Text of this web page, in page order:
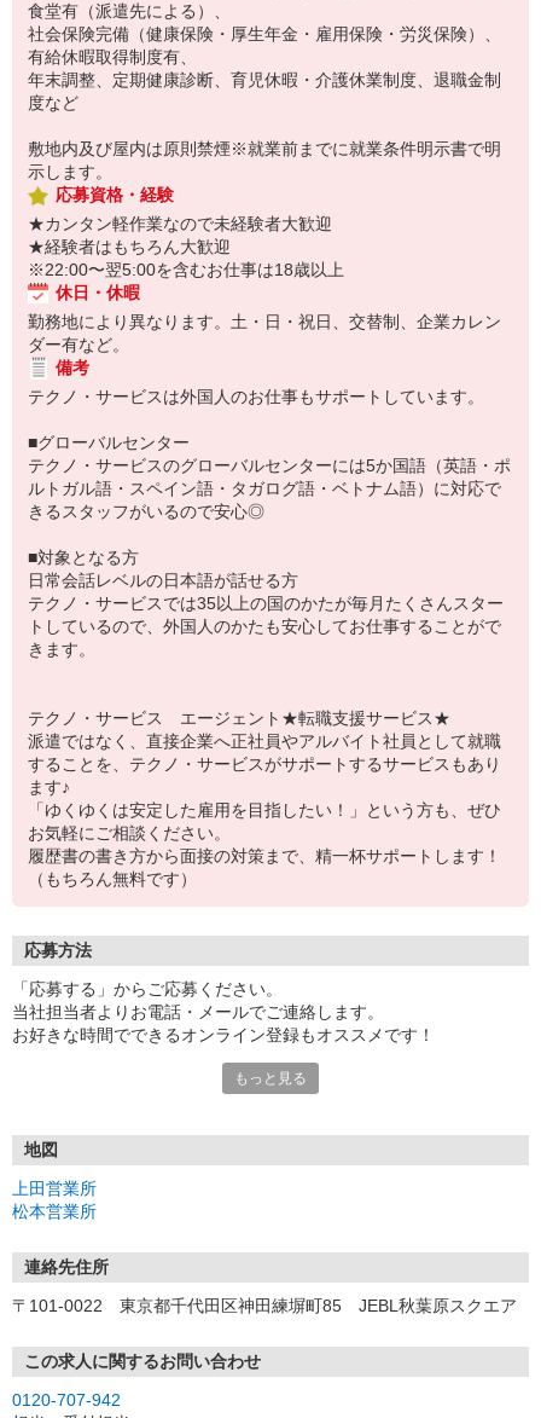
食堂有（派遣先による）、
社会保険完備（健康保険・厚生年金・雇用保険・労災保険）、
有給休暇取得制度有、
年末調整、定期健康診断、育児休暇・介護休業制度、退職金制
度など
敷地内及び屋内は原則禁煙※就業前までに就業条件明示書で明
示します。
応募資格・経験
★カンタン軽作業なので未経験者大歓迎
★経験者はもちろん大歓迎
※22:00〜翌5:00を含むお仕事は18歳以上
休日・休暇
勤務地により異なります。土・日・祝日、交替制、企業カレン
ダー有など。
備考
テクノ・サービスは外国人のお仕事もサポートしています。
■グローバルセンター
テクノ・サービスのグローバルセンターには5か国語（英語・ポ
ルトガル語・スペイン語・タガログ語・ベトナム語）に対応で
きるスタッフがいるので安心◎
■対象となる方
日常会話レベルの日本語が話せる方
テクノ・サービスでは35以上の国のかたが毎月たくさんスター
トしているので、外国人のかたも安心してお仕事することがで
きます。
テクノ・サービス エージェント★転職支援サービス★
派遣ではなく、直接企業へ正社員やアルバイト社員として就職
することを、テクノ・サービスがサポートするサービスもあり
ます♪
「ゆくゆくは安定した雇用を目指したい！」という方も、ぜひ
お気軽にご相談ください。
履歴書の書き方から面接の対策まで、精一杯サポートします！
（もちろん無料です）
応募方法
「応募する」からご応募ください。
当社担当者よりお電話・メールでご連絡します。
お好きな時間でできるオンライン登録もオススメです！
＜松本営業所＞
もっと見る
地図
上田営業所
松本営業所
連絡先住所
〒101-0022 東京都千代田区神田練塀町85 JEBL秋葉原スクエア
この求人に関するお問い合わせ
0120-707-942